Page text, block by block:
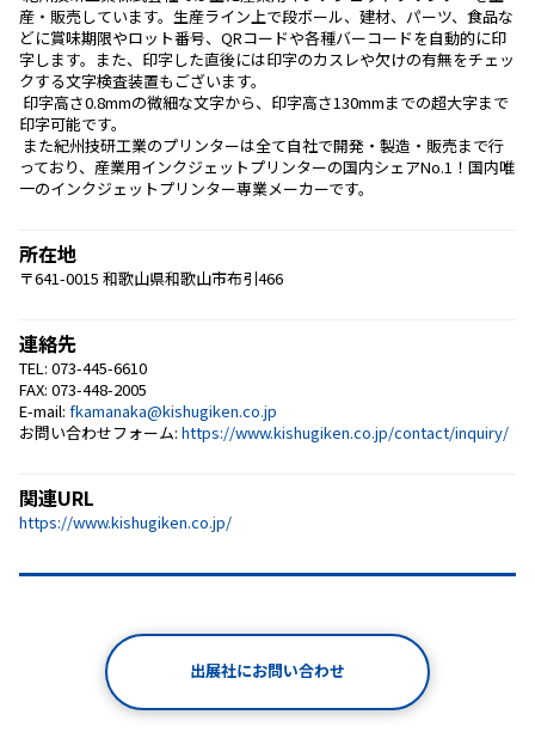
産・販売しています。生産ライン上で段ボール、建材、パーツ、食品な
どに賞味期限やロット番号、QRコードや各種バーコードを自動的に印
字します。また、印字した直後には印字のカスレや欠けの有無をチェッ
クする文字検査装置もございます。
印字可能です。
っており、産業用インクジェットプリンターの国内シェアNo.1！国内唯
一のインクジェットプリンター専業メーカーです。
所在地
〒641-0015 和歌山県和歌山市布引466
連絡先
TEL: 073-445-6610
FAX: 073-448-2005
E-mail: fkamanaka@kishugiken.co.jp
お問い合わせフォーム: https://www.kishugiken.co.jp/contact/inquiry/
関連URL
https://www.kishugiken.co.jp/
出展社にお問い合わせ